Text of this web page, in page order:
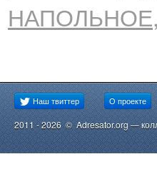
НАПОЛЬНОЕ,
Наш твиттер О проекте
2011 - 2026 © Adresator.org —